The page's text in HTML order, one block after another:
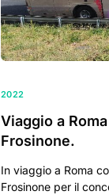
2022
Viaggio a
Frosinone.
In viaggio a Roma
Frosinone per il